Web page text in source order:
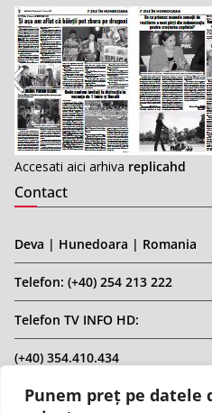
Punem preț pe datele
Accesati aici arhiva replicahd
Contact
Deva | Hunedoara | Romania
Telefon: (+40) 254 213 222
Telefon TV INFO HD:
(+40) 354.410.434